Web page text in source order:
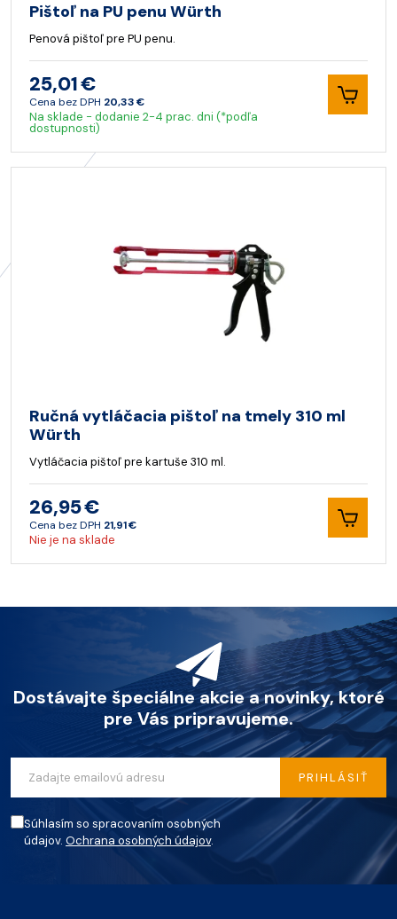
Pištoľ na PU penu Würth
Penová pištoľ pre PU penu.
25,01 €
Cena bez DPH 20,33 €
Na sklade - dodanie 2-4 prac. dni (*podľa
dostupnosti)
Ručná vytláčacia pištoľ na tmely 310 ml
Würth
Vytláčacia pištoľ pre kartuše 310 ml.
26,95 €
Cena bez DPH 21,91 €
Nie je na sklade
Dostávajte špeciálne akcie a novinky, ktoré
pre Vás pripravujeme.
Súhlasím so spracovaním osobných
údajov. Ochrana osobných údajov.
PRIHLÁSIŤ